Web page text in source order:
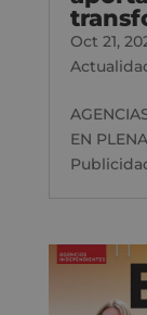
Oct 21,
EN